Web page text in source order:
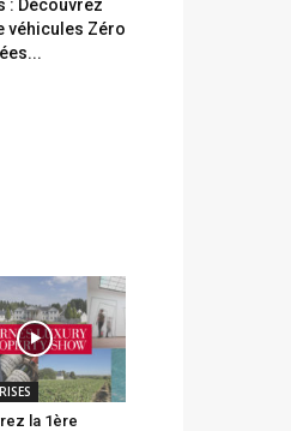
: Découvrez
véhicules Zéro
la 1ère